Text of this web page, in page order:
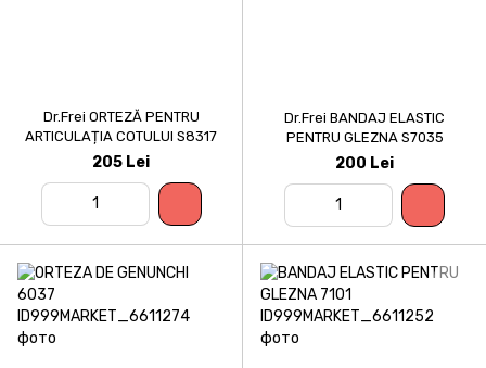
Dr.Frei ORTEZĂ PENTRU
ARTICULAȚIA COTULUI S8317
205 Lei
Dr.Frei BANDAJ ELASTIC
PENTRU GLEZNA S7035
200 Lei